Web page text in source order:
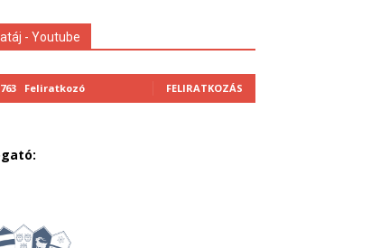
- Youtube
763 Feliratkozó FELIRATKOZÁS